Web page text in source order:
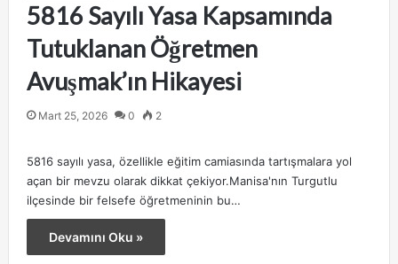
5816 Sayılı Yasa Kapsamında
Tutuklanan Öğretmen
Avuşmak’ın Hikayesi
Mart 25, 2026 0 2
5816 sayılı yasa, özellikle eğitim camiasında tartışmalara yol
açan bir mevzu olarak dikkat çekiyor.Manisa'nın Turgutlu
ilçesinde bir felsefe öğretmeninin bu…
Devamını Oku »